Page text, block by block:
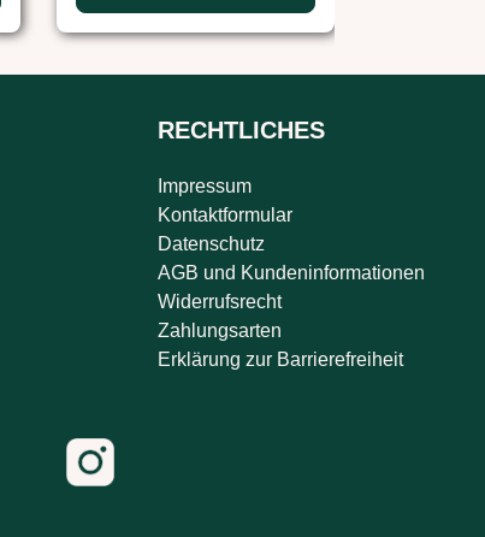
RECHTLICHES
Impressum
Kontaktformular
Datenschutz
AGB und Kundeninformationen
Widerrufsrecht
Zahlungsarten
Erklärung zur Barrierefreiheit